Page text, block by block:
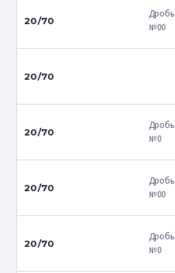
20/70
Дробь
№00
20/70
20/70
Дробь
№0
20/70
Дробь
№00
20/70
Дробь
№0